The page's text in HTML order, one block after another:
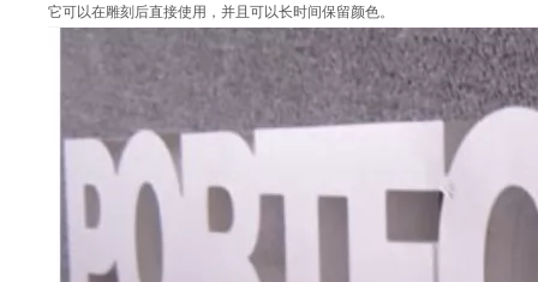
它可以在雕刻后直接使用，并且可以长时间保留颜色。